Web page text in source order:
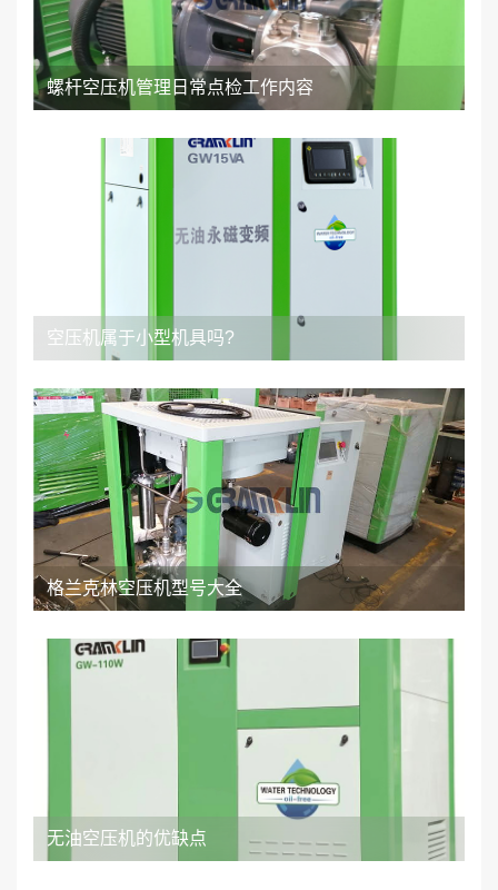
螺杆空压机管理日常点检工作内容
空压机属于小型机具吗?
格兰克林空压机型号大全
无油空压机的优缺点